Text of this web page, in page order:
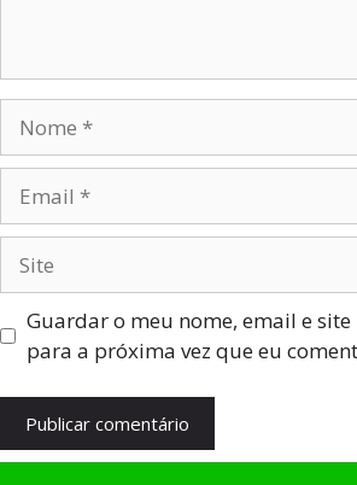
Guardar o meu nome, email e
para a próxima vez que eu